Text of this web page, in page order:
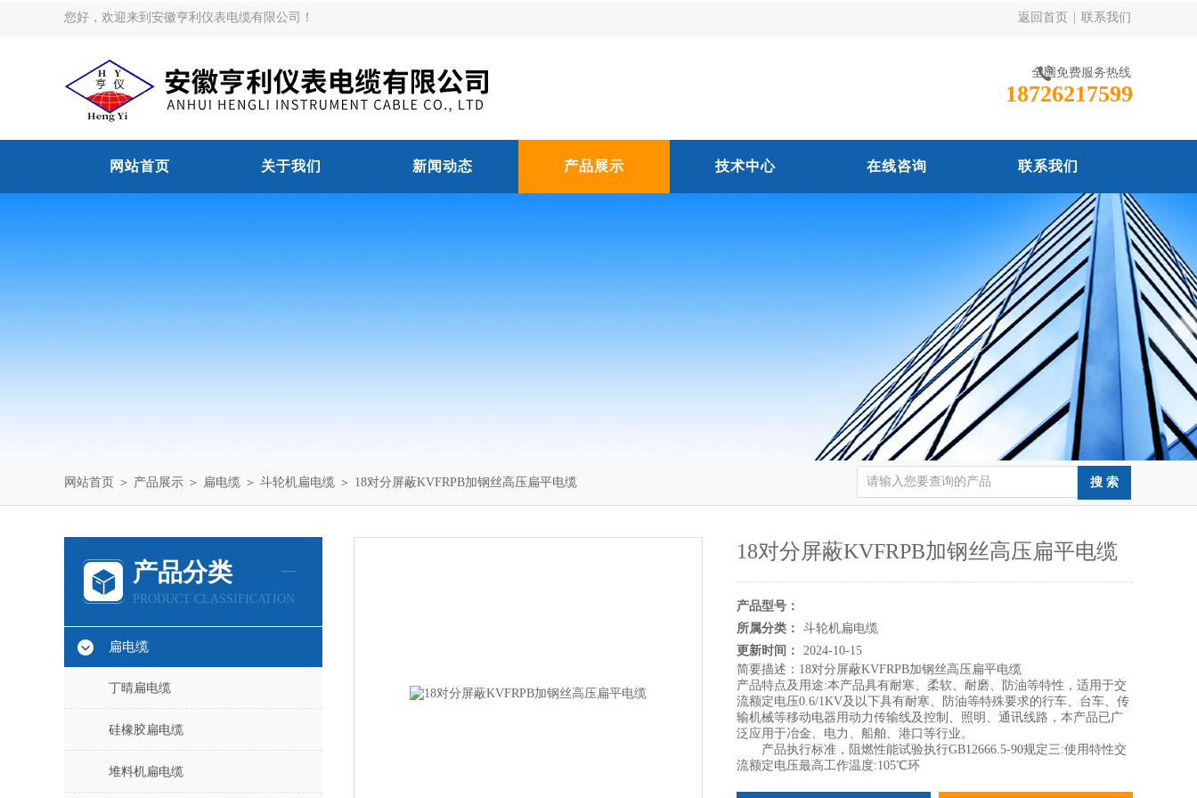
您好，欢迎来到安徽亨利仪表电缆有限公司！ 返回首页 联系我们
全国免费服务热线
18726217599
网站首页 关于我们 新闻动态 产品展示 技术中心 在线咨询 联系我们
网站首页 ＞ 产品展示 ＞ 扁电缆 ＞ 斗轮机扁电缆 ＞ 18对分屏蔽KVFRPB加钢丝高压扁平电缆
产品分类
PRODUCT CLASSIFICATION
扁电缆
丁晴扁电缆
硅橡胶扁电缆
堆料机扁电缆
18对分屏蔽KVFRPB加钢丝高压扁平电缆
产品型号：
所属分类：
斗轮机扁电缆
更新时间：
2024-10-15
简要描述： 18对分屏蔽KVFRPB加钢丝高压扁平电缆
产品特点及用途:本产品具有耐寒、柔软、耐磨、防油等特性，适用于交
流额定电压0.6/1KV及以下具有耐寒、防油等特殊要求的行车、台车、传
输机械等移动电器用动力传输线及控制、照明、通讯线路，本产品已广
泛应用于冶金、电力、船舶、港口等行业。
产品执行标准，阻燃性能试验执行GB12666.5-90规定三:使用特性交
流额定电压最高工作温度:105℃环